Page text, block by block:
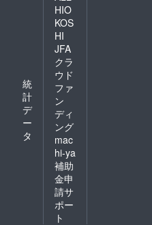
統
計
デ
ー
タ
HIO
KOS
HI
JFA
クラ
ウド
ファ
ン
ディ
ング
mac
hi-ya
補助
金申
請サ
ポー
ト